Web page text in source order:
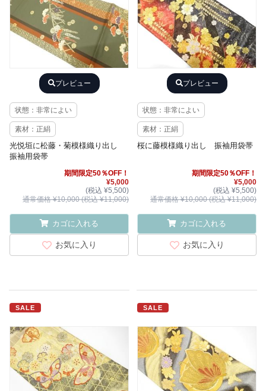
プレビュー
状態：非常によい
素材：正絹
光悦垣に松藤・菊模様織り出し
振袖用袋帯
期間限定50％OFF！
¥5,000
(税込 ¥5,500)
通常価格 ¥10,000 (税込 ¥11,000)
カゴに入れる
お気に入り
プレビュー
状態：非常によい
素材：正絹
桜に藤模様織り出し 振袖用袋帯
期間限定50％OFF！
¥5,000
(税込 ¥5,500)
通常価格 ¥10,000 (税込 ¥11,000)
カゴに入れる
お気に入り
SALE SALE